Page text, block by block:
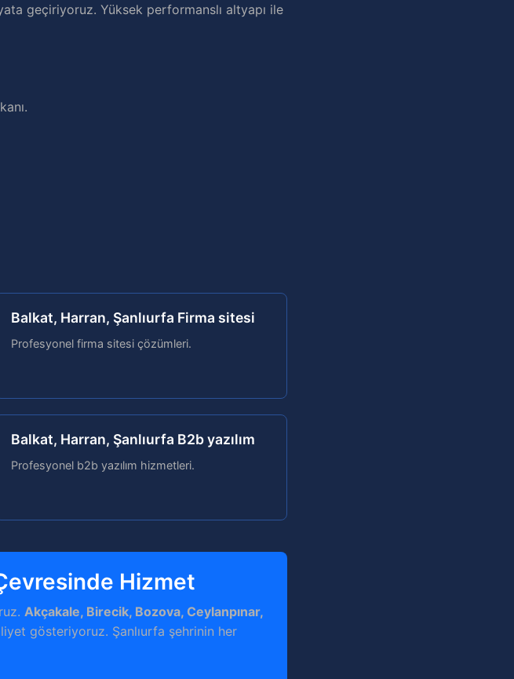
geçiriyoruz. Yüksek performanslı altyapı ile
Balkat, Harran, Şanlıurfa Firma sitesi
Profesyonel firma sitesi çözümleri.
Balkat, Harran, Şanlıurfa B2b yazılım
Profesyonel b2b yazılım hizmetleri.
Hizmet
Akçakale, Birecik, Bozova, Ceylanpınar,
gösteriyoruz. Şanlıurfa şehrinin her